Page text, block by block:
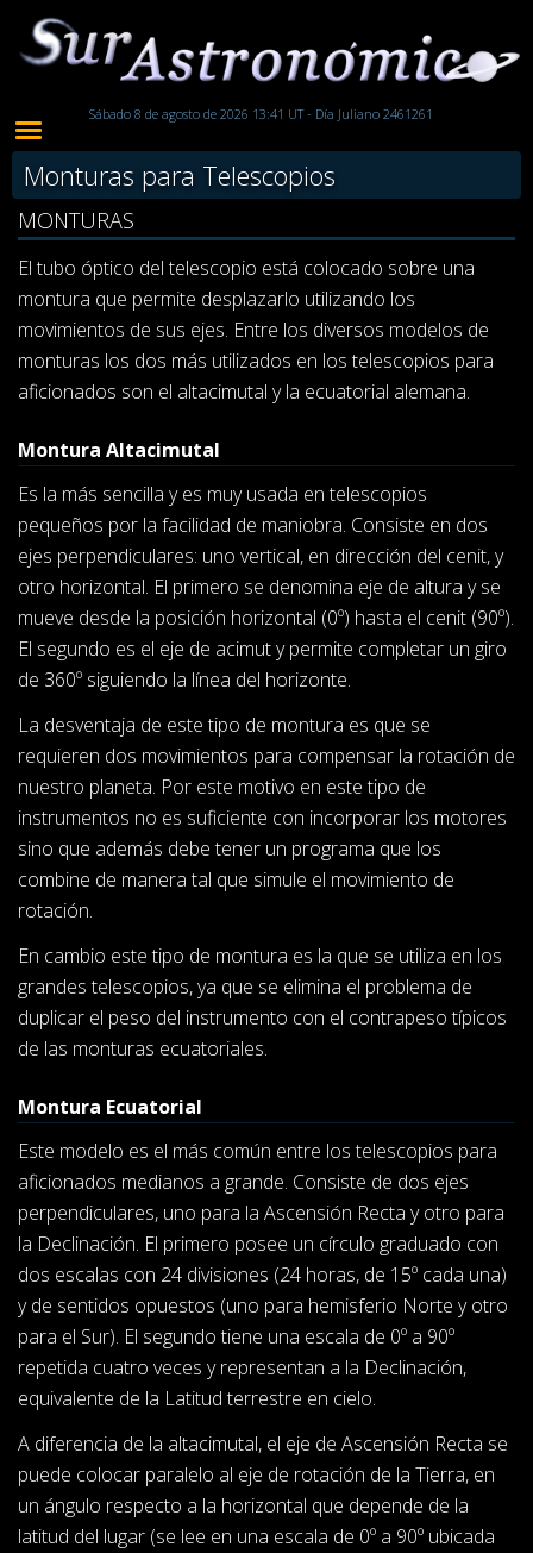
Sábado 8 de agosto de 2026 13:41 UT - Día Juliano 2461261
Monturas para Telescopios
MONTURAS
El tubo óptico del telescopio está colocado sobre una
montura que permite desplazarlo utilizando los
movimientos de sus ejes. Entre los diversos modelos de
monturas los dos más utilizados en los telescopios para
aficionados son el altacimutal y la ecuatorial alemana.
Montura Altacimutal
Es la más sencilla y es muy usada en telescopios
pequeños por la facilidad de maniobra. Consiste en dos
ejes perpendiculares: uno vertical, en dirección del cenit, y
otro horizontal. El primero se denomina eje de altura y se
mueve desde la posición horizontal (0º) hasta el cenit (90º).
El segundo es el eje de acimut y permite completar un giro
de 360º siguiendo la línea del horizonte.
La desventaja de este tipo de montura es que se
requieren dos movimientos para compensar la rotación de
nuestro planeta. Por este motivo en este tipo de
instrumentos no es suficiente con incorporar los motores
sino que además debe tener un programa que los
combine de manera tal que simule el movimiento de
rotación.
En cambio este tipo de montura es la que se utiliza en los
grandes telescopios, ya que se elimina el problema de
duplicar el peso del instrumento con el contrapeso típicos
de las monturas ecuatoriales.
Montura Ecuatorial
Este modelo es el más común entre los telescopios para
aficionados medianos a grande. Consiste de dos ejes
perpendiculares, uno para la Ascensión Recta y otro para
la Declinación. El primero posee un círculo graduado con
dos escalas con 24 divisiones (24 horas, de 15º cada una)
y de sentidos opuestos (uno para hemisferio Norte y otro
para el Sur). El segundo tiene una escala de 0º a 90º
repetida cuatro veces y representan a la Declinación,
equivalente de la Latitud terrestre en cielo.
A diferencia de la altacimutal, el eje de Ascensión Recta se
puede colocar paralelo al eje de rotación de la Tierra, en
un ángulo respecto a la horizontal que depende de la
latitud del lugar (se lee en una escala de 0º a 90º ubicada